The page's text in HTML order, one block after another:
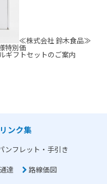
≪株式会社 鈴木食品≫
特別価
ギフトセットのご案内
ンク集
ンフレット・手引き
達 路線価図